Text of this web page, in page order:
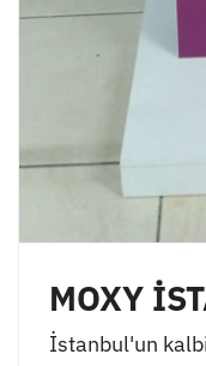
MOXY
İstanbul'un